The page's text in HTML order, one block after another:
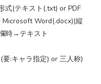
式(テキスト(.txt) or PDF
Microsoft Word(.docx)(縦
時→テキスト
要:キャラ指定) or 三人称)